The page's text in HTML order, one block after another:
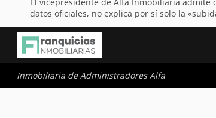
datos oficiales, no explica por sí solo la
Inmobiliaria de Administradores Alfa